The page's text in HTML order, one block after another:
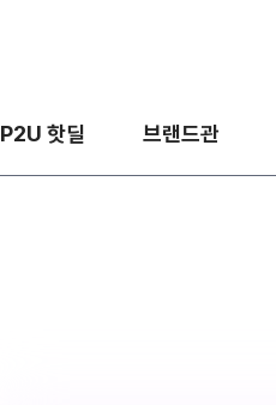
P2U 핫딜 브랜드관